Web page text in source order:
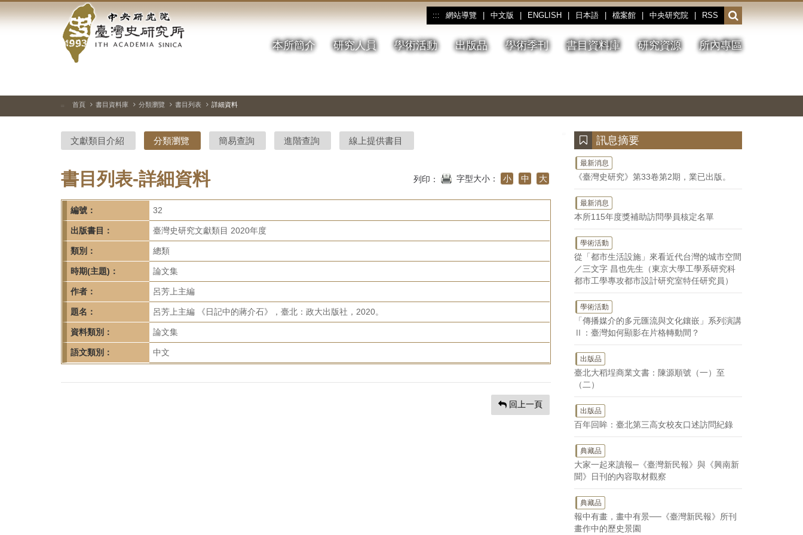
到
中
央
研
院-
臺
灣
史
研
究
所-
首
頁
::: 網站導覽 中文版 ENGLISH 日本語 檔案館 中央研究院 RSS
開
啟
或
收
本所簡介 研究人員 學術活動 出版品 學術季刊 書目資料庫 研究資源 所內專區
停、
圖
圖
結
::: 首頁 書目資料庫 分類瀏覽 書目列表 詳細資料
文獻類目介紹 分類瀏覽 簡易查詢 進階查詢 線上提供書目
書目列表-詳細資料 列印： 字型大小： 小 中 大
編號： 32
出版書目： 臺灣史研究文獻類目 2020年度
類別： 總類
時期(主題)： 論文集
作者： 呂芳上主編
題名： 呂芳上主編 《日記中的蔣介石》，臺北：政大出版社，2020。
資料類別： 論文集
語文類別： 中文
回上一頁
訊息摘要
最新消息
《臺灣史研究》第33卷第2期，業已出版。
最新消息
本所115年度獎補助訪問學員核定名單
學術活動
從「都市生活設施」來看近代台灣的城市空間
／三文字 昌也先生（東京大學工學系研究科
都市工學專攻都市設計研究室特任研究員）
學術活動
「傳播媒介的多元匯流與文化鑲嵌」系列演講
Ⅱ：臺灣如何顯影在片格轉動間？
出版品
臺北大稻埕商業文書：陳源順號（一）至
（二）
出版品
百年回眸：臺北第三高女校友口述訪問紀錄
典藏品
大家一起來讀報─《臺灣新民報》與《興南新
聞》日刊的內容取材觀察
典藏品
報中有畫，畫中有景──《臺灣新民報》所刊
畫作中的歷史景園